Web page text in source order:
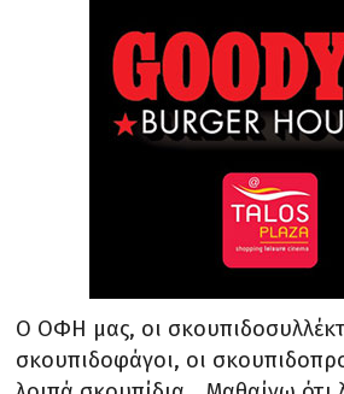
Ο ΟΦΗ μας, οι
σκουπιδοφάγοι, οι